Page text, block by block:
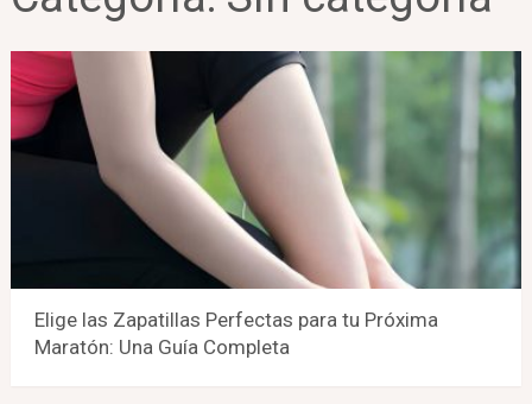
Elige las Zapatillas Perfectas para tu Próxima
Maratón: Una Guía Completa